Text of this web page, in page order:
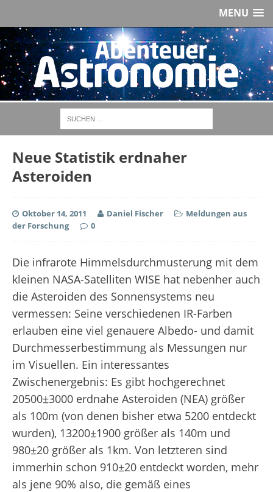
MENU
Neue Statistik erdnaher
Asteroiden
Oktober 14, 2011 Daniel Fischer
Meldungen aus
der Forschung
0
Die infrarote Himmelsdurchmusterung mit dem
kleinen NASA-Satelliten WISE hat nebenher auch
die Asteroiden des Sonnensystems neu
vermessen: Seine verschiedenen IR-Farben
erlauben eine viel genauere Albedo- und damit
Durchmesserbestimmung als Messungen nur
im Visuellen. Ein interessantes
Zwischenergebnis: Es gibt hochgerechnet
20500±3000 erdnahe Asteroiden (NEA) größer
als 100m (von denen bisher etwa 5200 entdeckt
wurden), 13200±1900 größer als 140m und
980±20 größer als 1km. Von letzteren sind
immerhin schon 910±20 entdeckt worden, mehr
als jene 90% also, die gemäß eines